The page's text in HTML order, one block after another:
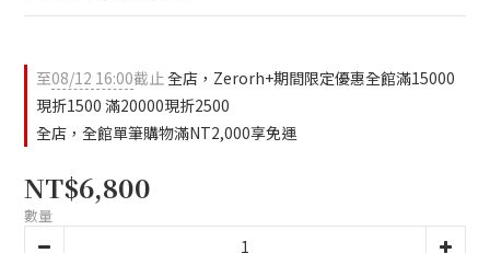
至08/12 16:00截止全店，Zerorh+期間限定優惠全館滿15000
現折1500 滿20000現折2500
全店，全館單筆購物滿NT2,000享免運
NT$6,800
數量